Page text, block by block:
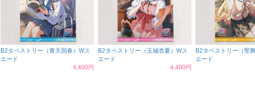
B2タペストリー（青天国春）Wス
エード
4,400円
B2タペストリー（玉城杏夏）Wス
エード
4,400円
B2タペストリー（聖
エード